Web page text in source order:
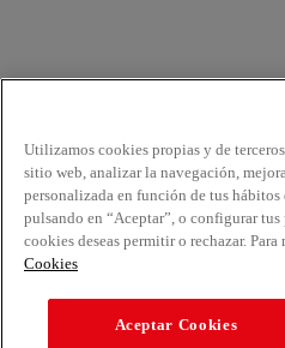
Utilizamos cookies propias y de
sitio web, analizar la navegación,
personalizada en función de tus hábitos
pulsando en “Aceptar”, o configurar
cookies deseas permitir o rechazar.
Cookies
Aceptar Cookies